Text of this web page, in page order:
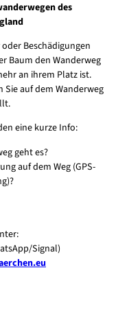
des
Beschädigungen
Baum den Wanderweg
an ihrem Platz ist.
auf dem Wanderweg
eine kurze Info:
geht es?
auf dem Weg (GPS-
Signal)